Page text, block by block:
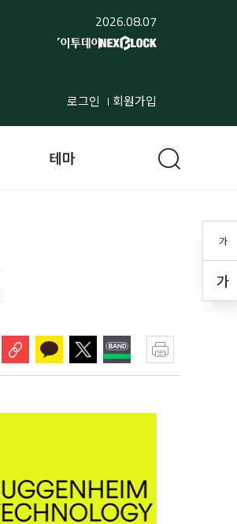
2026.08.07
로그인 회원가입
가
가
테마